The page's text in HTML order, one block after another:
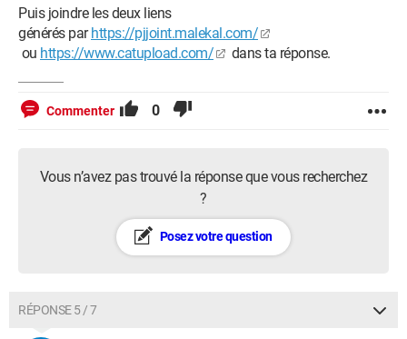
Puis joindre les deux liens
générés parhttps://pjjoint.malekal.com/
ou https://www.catupload.com/ dans ta réponse.
Commenter 0
Vous n’avez pas trouvé la réponse que vous recherchez
?
Posez votre question
RÉPONSE 5 / 7